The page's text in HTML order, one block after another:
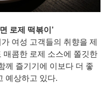
로제 떡볶이’
여성 고객들의 취향을 제
콤한 로제 소스에 쫄깃한
께 즐기기에 이보다 더 좋
예상하고 있다.